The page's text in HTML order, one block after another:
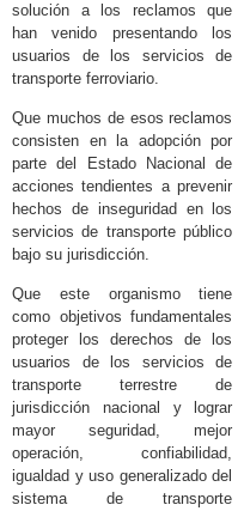
solución a los reclamos que
han venido presentando los
usuarios de los servicios de
transporte ferroviario.
Que muchos de esos reclamos
consisten en la adopción por
parte del Estado Nacional de
acciones tendientes a prevenir
hechos de inseguridad en los
servicios de transporte público
bajo su jurisdicción.
Que este organismo tiene
como objetivos fundamentales
proteger los derechos de los
usuarios de los servicios de
transporte terrestre de
jurisdicción nacional y lograr
mayor seguridad, mejor
operación, confiabilidad,
igualdad y uso generalizado del
sistema de transporte